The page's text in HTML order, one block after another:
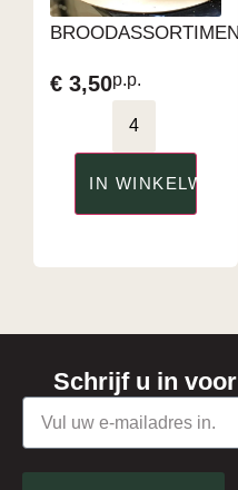
€ 3,50p.p.
IN
Schrijf u in